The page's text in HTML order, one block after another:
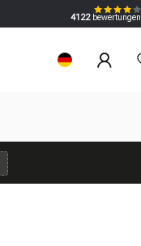
4122bewertungen